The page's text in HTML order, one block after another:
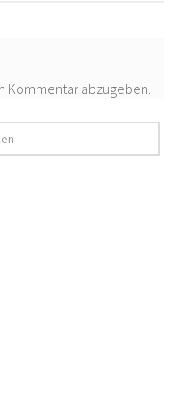
Kommentar abzugeben.